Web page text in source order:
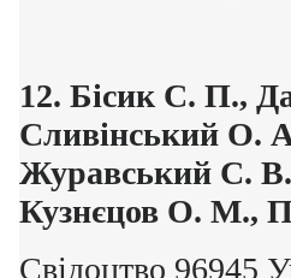
12. Бісик С. П.,
Сливінський О.
Журавський С.
Кузнєцов О. М.,
Свідоцтво 96945